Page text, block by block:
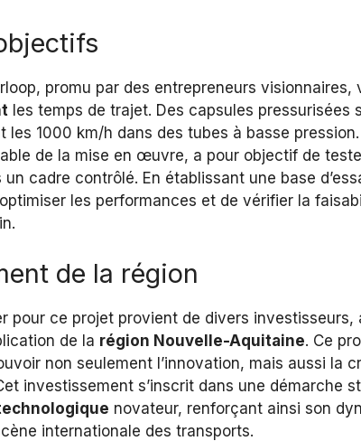
promu par des entrepreneurs visionnaires,
les temps de trajet. Des capsules pressurisées
les 1000 km/h dans des tubes à basse
de la mise en œuvre, a pour objectif de
cadre contrôlé. En établissant une base
les performances et de vérifier la
de la région
pour ce projet provient de divers
de la région Nouvelle-Aquitaine. Ce
non seulement l’innovation, mais aussi la
investissement s’inscrit dans une démarche
novateur, renforçant ainsi son
internationale des transports.